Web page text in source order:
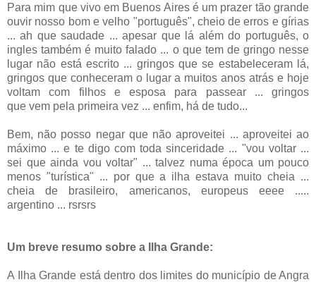
Para mim que vivo em Buenos Aires é um prazer tão grande
ouvir nosso bom e velho "português", cheio de erros e gírias
... ah que saudade ... apesar que lá além do português, o
ingles também é muito falado ... o que tem de gringo nesse
lugar não está escrito ... gringos que se estabeleceram lá,
gringos que conheceram o lugar a muitos anos atrás e hoje
voltam com filhos e esposa para passear ... gringos
que vem pela primeira vez ... enfim, há de tudo...
Bem, não posso negar que não aproveitei ... aproveitei ao
máximo ... e te digo com toda sinceridade ... "vou voltar ...
sei que ainda vou voltar" ... talvez numa época um pouco
menos "turística" ... por que a ilha estava muito cheia ...
cheia de brasileiro, americanos, europeus eeee .....
argentino ... rsrsrs
Um breve resumo sobre a Ilha Grande:
A Ilha Grande está dentro dos limites do município de Angra